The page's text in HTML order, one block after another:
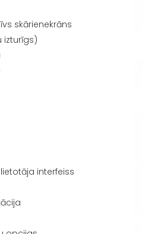
skārienekrāns
izturīgs)
interfeiss